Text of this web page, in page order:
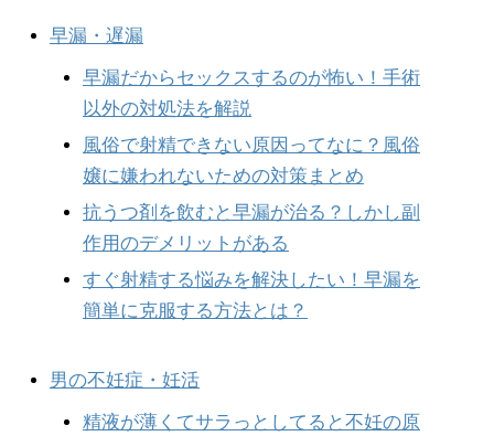
早漏・遅漏
早漏だからセックスするのが怖い！手術
以外の対処法を解説
風俗で射精できない原因ってなに？風俗
嬢に嫌われないための対策まとめ
抗うつ剤を飲むと早漏が治る？しかし副
作用のデメリットがある
すぐ射精する悩みを解決したい！早漏を
簡単に克服する方法とは？
男の不妊症・妊活
精液が薄くてサラっとしてると不妊の原